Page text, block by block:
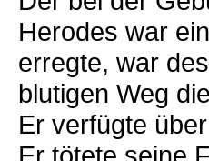
Herodes war
erregte, war
blutigen Weg
Er verfügte